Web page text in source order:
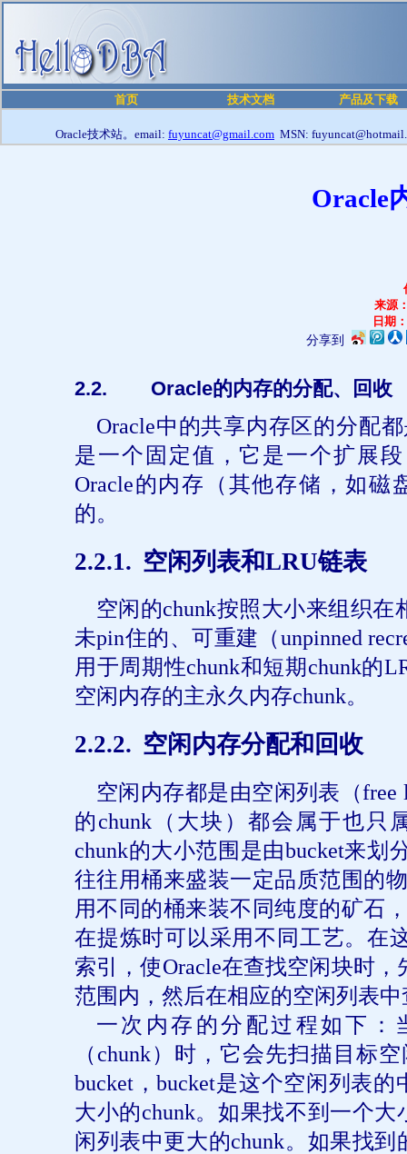
首页 技术文档 产品及下载
Oracle技术站。email: fuyuncat@gmail.com MSN:
Oracle
来源
日期：
分享到
2.2. Oracle的内存的分配、回收
Oracle中的共享内存区的分配
是一个固定值，它是一个扩展
Oracle的内存（其他存储，如磁
的。
2.2.1. 空闲列表和LRU链表
空闲的chunk按照大小来组织在
未pin住的、可重建（unpinned
用于周期性chunk和短期chunk的
空闲内存的主永久内存chunk。
2.2.2. 空闲内存分配和回收
空闲内存都是由空闲列表（free
的chunk（大块）都会属于也只
chunk的大小范围是由bucket来划
往往用桶来盛装一定品质范围的
用不同的桶来装不同纯度的矿石
在提炼时可以采用不同工艺。在
索引，使Oracle在查找空闲块时，
范围内，然后在相应的空闲列表中
一次内存的分配过程如下：
（chunk）时，它会先扫描目标
bucket ，bucket是这个空闲列表的
大小的chunk。如果找不到一个大
闲列表中更大的chunk。如果找到